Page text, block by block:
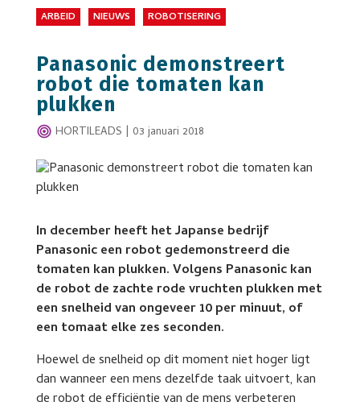
ARBEID NIEUWS ROBOTISERING
Panasonic demonstreert
robot die tomaten kan
plukken
HORTILEADS | 03 januari 2018
In december heeft het Japanse bedrijf
Panasonic een robot gedemonstreerd die
tomaten kan plukken. Volgens Panasonic kan
de robot de zachte rode vruchten plukken met
een snelheid van ongeveer 10 per minuut, of
een tomaat elke zes seconden.
Hoewel de snelheid op dit moment niet hoger ligt
dan wanneer een mens dezelfde taak uitvoert, kan
de robot de efficiëntie van de mens verbeteren